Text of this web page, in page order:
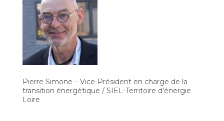
Pierre Simone – Vice-Président en charge de la
transition énergétique / SIEL-Territoire d'énergie
Loire